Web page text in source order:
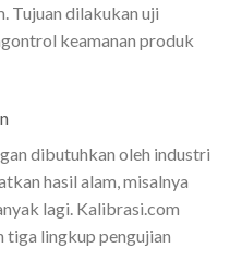
Tujuan dilakukan uji
keamanan produk
dibutuhkan oleh industri
hasil alam, misalnya
lagi. Kalibrasi.com
tiga lingkup pengujian